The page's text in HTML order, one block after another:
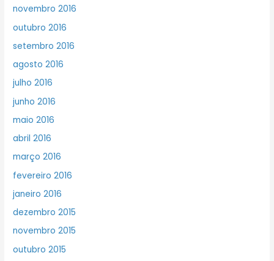
novembro 2016
outubro 2016
setembro 2016
agosto 2016
julho 2016
junho 2016
maio 2016
abril 2016
março 2016
fevereiro 2016
janeiro 2016
dezembro 2015
novembro 2015
outubro 2015